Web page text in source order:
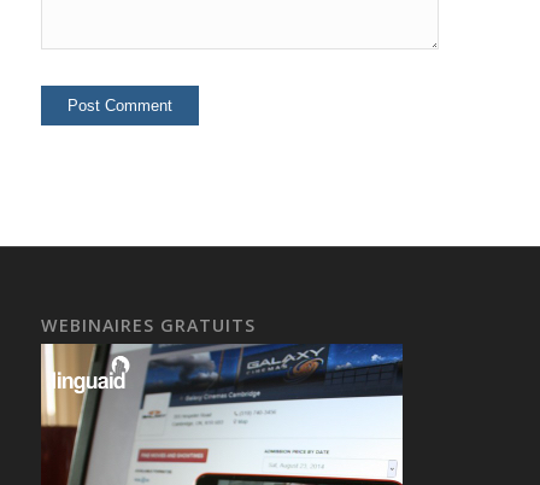
WEBINAIRES GRATUITS